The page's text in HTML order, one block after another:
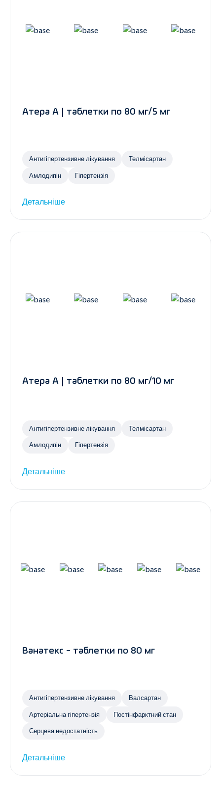
Атера А | таблетки по 80 мг/5 мг
Антигіпертензивне лікування Телмісартан
Амлодипін Гіпертензія
Детальніше
Атера А | таблетки по 80 мг/10 мг
Антигіпертензивне лікування Телмісартан
Амлодипін Гіпертензія
Детальніше
Ванатекс - таблетки по 80 мг
Антигіпертензивне лікування Валсартан
Артеріальна гіпертензія Постінфарктний стан
Серцева недостатність
Детальніше